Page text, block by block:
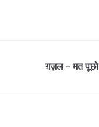
ग़ज़ल – मत पूछो